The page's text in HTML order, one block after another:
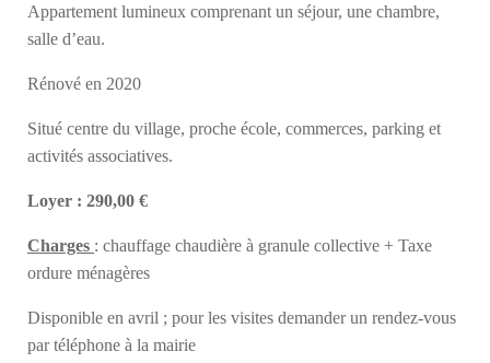
Appartement lumineux comprenant un séjour, une chambre,
salle d’eau.
Rénové en 2020
Situé centre du village, proche école, commerces, parking et
activités associatives.
Loyer : 290,00 €
Charges : chauffage chaudière à granule collective + Taxe
ordure ménagères
Disponible en avril ; pour les visites demander un rendez-vous
par téléphone à la mairie